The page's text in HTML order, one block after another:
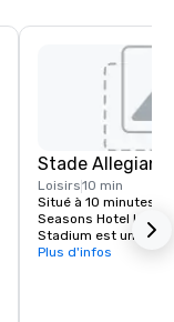
Stade Allegiant
Loisirs10 min
Situé à 10 minutes à
Seasons Hotel Las
Stadium est une
événementielle
Plus d'infos